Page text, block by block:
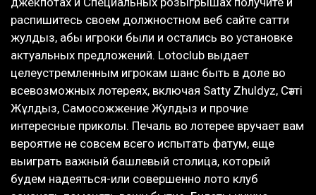
распишитесь своем должностном веб сайте сатти
жулдыз, абы игроки были и остались во установке
актуальных предложений. Lotoclub выдает
целеустремленным игрокам шанс быть в доле во
всевозможных лотереях, включая Satty Zhuldyz, Сәтті
Жұлдыз, Самосожжение Жулдыз и прочие
интересные приколы. Печаль во лотерее вручает вам
вероятие не совсем всего испытать фатум, еще
выиграть важный башлевый столица, который
будем надеяться-или совершенно лото клуб